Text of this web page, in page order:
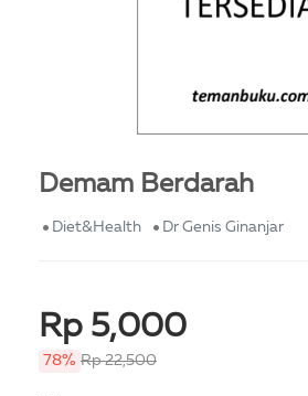
Demam Berdarah
Diet&Health Dr Genis Ginanjar
Rp 5,000
78% Rp 22,500